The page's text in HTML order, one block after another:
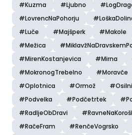
#Kuzma
#Ljubno
#LovrencNaPohorju
#Luče
#Majšperk #Makole
#Mežica
#MirenKostanjevica
#Mirna
#MokronogTrebelno
#Moravče
#Oplotnica
#Ormož
#Podvelka
#Podčetrtek
#RadljeObDravi
#RačeFram
#RenčeVogrsko